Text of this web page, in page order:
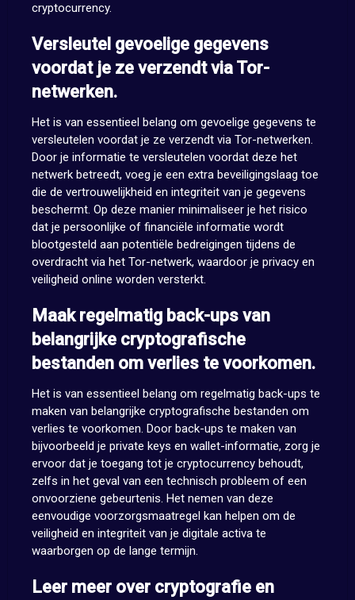
cryptocurrency.
Versleutel gevoelige gegevens
voordat je ze verzendt via Tor-
netwerken.
Het is van essentieel belang om gevoelige gegevens te
versleutelen voordat je ze verzendt via Tor-netwerken.
Door je informatie te versleutelen voordat deze het
netwerk betreedt, voeg je een extra beveiligingslaag toe
die de vertrouwelijkheid en integriteit van je gegevens
beschermt. Op deze manier minimaliseer je het risico
dat je persoonlijke of financiële informatie wordt
blootgesteld aan potentiële bedreigingen tijdens de
overdracht via het Tor-netwerk, waardoor je privacy en
veiligheid online worden versterkt.
Maak regelmatig back-ups van
belangrijke cryptografische
bestanden om verlies te voorkomen.
Het is van essentieel belang om regelmatig back-ups te
maken van belangrijke cryptografische bestanden om
verlies te voorkomen. Door back-ups te maken van
bijvoorbeeld je private keys en wallet-informatie, zorg je
ervoor dat je toegang tot je cryptocurrency behoudt,
zelfs in het geval van een technisch probleem of een
onvoorziene gebeurtenis. Het nemen van deze
eenvoudige voorzorgsmaatregel kan helpen om de
veiligheid en integriteit van je digitale activa te
waarborgen op de lange termijn.
Leer meer over cryptografie en